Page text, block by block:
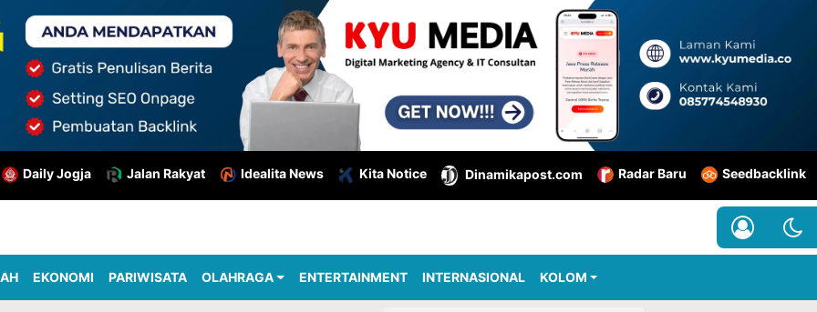
Daily Jogja Jalan Rakyat Idealita News Kita Notice Dinamikapost.com Radar Baru Seedbacklink
EKONOMI PARIWISATA OLAHRAGA ENTERTAINMENT INTERNASIONAL KOLOM